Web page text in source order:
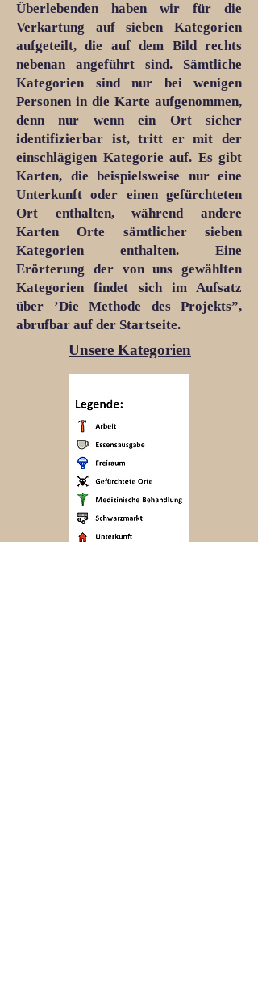
Überlebenden haben wir für die
Verkartung auf sieben Kategorien
aufgeteilt, die auf dem Bild rechts
nebenan angeführt sind. Sämtliche
Kategorien sind nur bei wenigen
Personen in die Karte aufgenommen,
denn nur wenn ein Ort sicher
identifizierbar ist, tritt er mit der
einschlägigen Kategorie auf. Es gibt
Karten, die beispielsweise nur eine
Unterkunft oder einen gefürchteten
Ort enthalten, während andere
Karten Orte sämtlicher sieben
Kategorien enthalten. Eine
Erörterung der von uns gewählten
Kategorien findet sich im Aufsatz
über ’Die Methode des Projekts”,
abrufbar auf der Startseite.
Unsere Kategorien